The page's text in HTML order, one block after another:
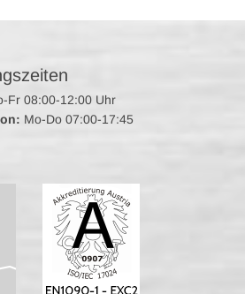
Fr 08:00-12:00 Uhr
Mo-Do 07:00-17:45